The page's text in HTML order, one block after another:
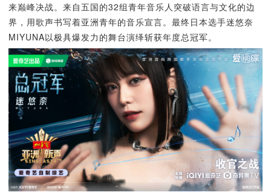
来巅峰决战。来自五国的32组青年音乐人突破语言与文化的边
界，用歌声书写着亚洲青年的音乐宣言。最终日本选手迷悠奈
MIYUNA以极具爆发力的舞台演绎斩获年度总冠军。